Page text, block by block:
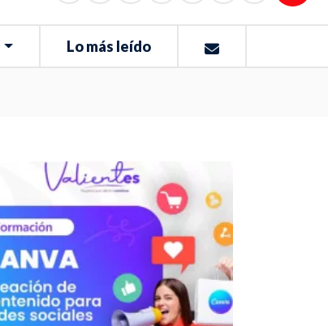
Lo más leído